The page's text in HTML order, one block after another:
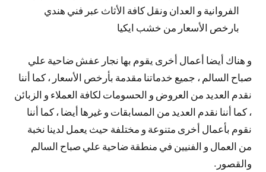
الفروانية و العدان ونقل كافة الأثاث عبر فني هندي
بارخص الأسعار من خشب ايكيا
و هناك أيضا أعمال أخرى يقوم بها نجار عفش ضاحية علي
صباح السالم ، جميع خدماتنا مقدمة بأرخص الأسعار ، كما أننا
نقدم العديد من العروض و الحسومات لكافة العملاء و الزبائن
، كما أننا نقدم العديد من المسابقات و غيرها أيضا ، كما أننا
نقوم بأعمال أخرى متنوعة و مختلفة حيث يعمل لدينا نخبة
من العمال و الفنيين في منطقة ضاحية علي صباح السالم
والقصور.